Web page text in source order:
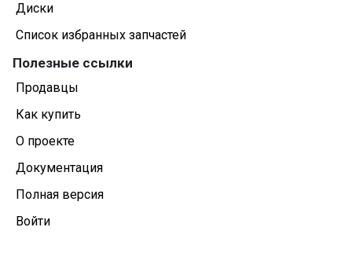
Диски
Список избранных запчастей
Полезные ссылки
Продавцы
Как купить
О проекте
Документация
Полная версия
Войти